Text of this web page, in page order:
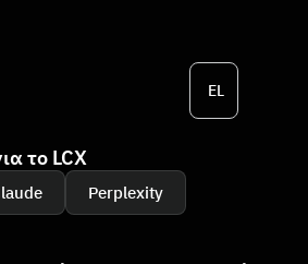
EL
το LCX
Perplexity